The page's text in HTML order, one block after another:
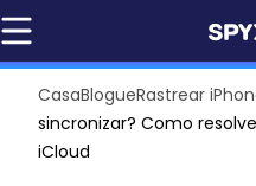
CasaBlogueRastrear
sincronizar? Como
iCloud